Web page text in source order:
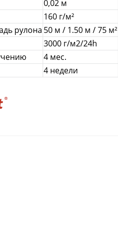
0,02 м
160 г/м²
рулона 50 м / 1.50 м / 75 м²
3000 г/м2/24h
4 мес.
4 недели